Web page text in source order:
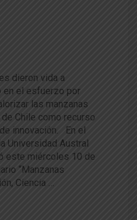
dieron vida a
en el esfuerzo por
las manzanas
Chile como recurso
innovación. En el
Universidad Austral
este miércoles 10 de
“Manzanas
Ciencia …